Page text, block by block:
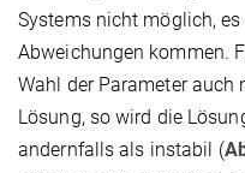
Systems nicht möglich,
Abweichungen kommen.
Wahl der Parameter auch
Lösung, so wird die
andernfalls als instabil (